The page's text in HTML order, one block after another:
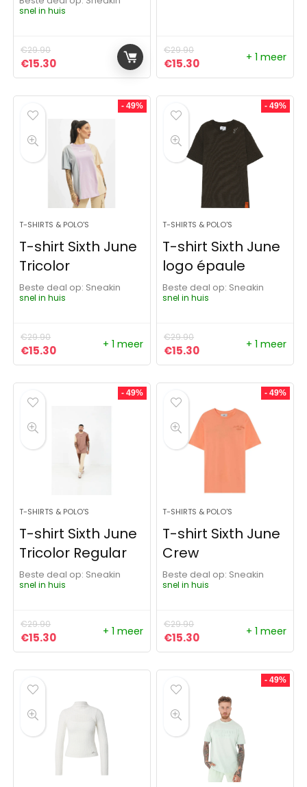
snel in huis
€29.90
Oorspronkelijke prijs was: €29.90.
€15.30Huidige prijs is: €15.30.
€29.90
Oorspronkelijke prijs was:
€15.30Huidige prijs is:
+ 1 meer
- 49%
T-SHIRTS & POLO'S
T-shirt Sixth June
Tricolor
Beste deal op:
Sneakin
snel in huis
€29.90
Oorspronkelijke prijs was: €29.90.
€15.30Huidige prijs is: €15.30.
+ 1 meer
- 49%
T-SHIRTS & POLO'S
T-shirt Sixth June
logo épaule
Beste deal op:
Sneakin
snel in huis
€29.90
Oorspronkelijke prijs was:
€15.30Huidige prijs is:
+ 1 meer
- 49%
T-SHIRTS & POLO'S
T-shirt Sixth June
Tricolor Regular
Beste deal op:
Sneakin
snel in huis
€29.90
Oorspronkelijke prijs was: €29.90.
€15.30Huidige prijs is: €15.30.
+ 1 meer
- 49%
T-SHIRTS & POLO'S
T-shirt Sixth June
Crew
Beste deal op:
Sneakin
snel in huis
€29.90
Oorspronkelijke prijs was:
€15.30Huidige prijs is:
+ 1 meer
- 49%